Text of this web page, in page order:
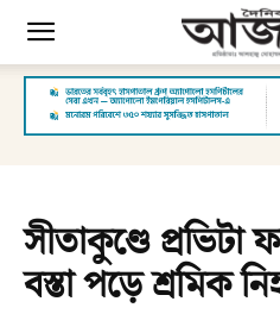
সীতাকুণ্ডে প্রভিটা
বস্তা পড়ে শ্রমিক